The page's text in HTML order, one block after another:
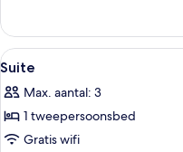
laden
kamer
(Valley
View
H100)
Alle
foto's
voor
Suite
laden
4
Suite
Max. aantal: 3
1 tweepersoonsbed
Gratis wifi